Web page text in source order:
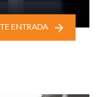
ENTRADA